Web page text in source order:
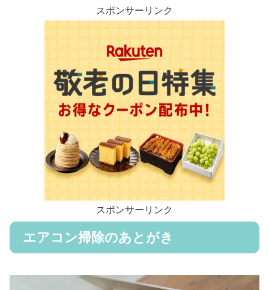
スポンサーリンク
スポンサーリンク
エアコン掃除のあとがき